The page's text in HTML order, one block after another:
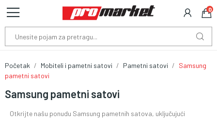
0
Početak Mobiteli i pametni satovi Pametni satovi
Samsung
pametni satovi
Samsung pametni satovi
Otkrijte našu ponudu Samsung pametnih satova, uključujući